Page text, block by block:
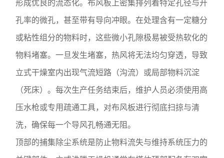
形成优良的流态化。布风板上密集排列着特定孔径与开
孔率的微孔，甚至带有导向冲眼。在处理含有一定糖分
或粘性组分的物料时，这些微小孔隙极易被受热软化的
物料堵塞。一旦发生堵塞，热风将无法均匀穿透，导致
立式干燥室内出现气流短路（沟流）或局部物料沉淀
（死床）。每次生产任务结束后，维护人员必须使用高
压水枪或专用疏通工具，对布风板进行彻底扫掠与清
洗，确保每一个导风孔畅通无阻。
顶部的捕集除尘系统是防止物料流失与维持系统压力的